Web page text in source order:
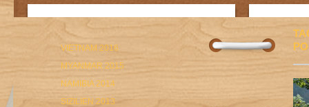
VIETNAM 2016
MYANMAR 2015
NAMIBIA 2014
SIZILIEN 2013